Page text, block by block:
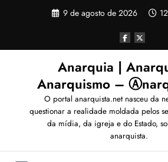
9 de agosto de 2026
Anarquia |
Anarquismo –
O portal anarquista.net nasceu da
questionar a realidade moldada pelos
da mídia, da igreja e do Estado,
anarquista.